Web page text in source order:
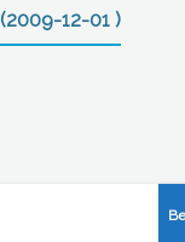
(2009-12-01 )